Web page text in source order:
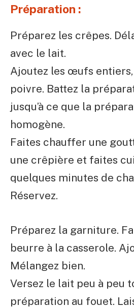
Préparation :
Préparez les crêpes.
avec le lait.
Ajoutez les œufs
poivre. Battez la
jusqu’à ce que la
homogène.
Faites chauffer une
une crêpière et faites
quelques minutes de
Réservez.
Préparez la garniture.
beurre à la casserole.
Mélangez bien.
Versez le lait peu à peu
préparation au fouet.